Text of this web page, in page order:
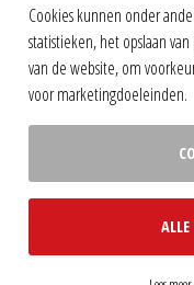
automatisch op de
Volg ons op:
privacy statement|
Cookies kunnen onder
statistieken, het opslaan
van de website, om
voor marketingdoeleinden.
ALLE